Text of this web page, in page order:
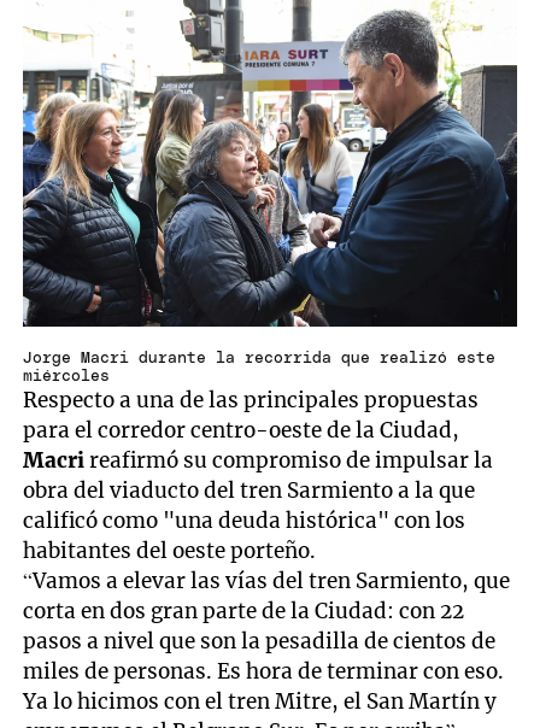
Jorge Macri durante la recorrida que realizó este
miércoles
Respecto a una de las principales propuestas
para el corredor centro-oeste de la Ciudad,
Macrireafirmó su compromiso de impulsar la
obra del viaducto del tren Sarmiento a la que
calificó como "una deuda histórica" con los
habitantes del oeste porteño.
“Vamos a elevar las vías del tren Sarmiento, que
corta en dos gran parte de la Ciudad: con 22
pasos a nivel que son la pesadilla de cientos de
miles de personas. Es hora de terminar con eso.
Ya lo hicimos con el tren Mitre, el San Martín y